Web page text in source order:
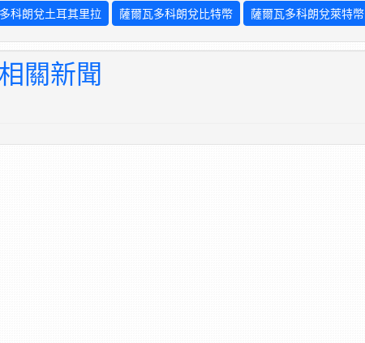
科朗兌土耳其里拉 薩爾瓦多科朗兌比特幣 薩爾瓦多科朗兌萊特幣
關新聞